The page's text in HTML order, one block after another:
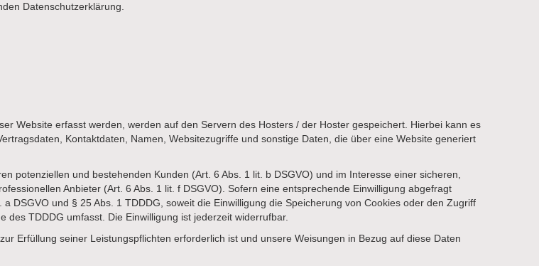
Datenschutzerklärung.
Website erfasst werden, werden auf den Servern des Hosters / der Hoster gespeichert. Hierbei kann es
Kontaktdaten, Namen, Websitezugriffe und sonstige Daten, die über eine Website generiert
potenziellen und bestehenden Kunden (Art. 6 Abs. 1 lit. b DSGVO) und im Interesse einer sicheren,
Anbieter (Art. 6 Abs. 1 lit. f DSGVO). Sofern eine entsprechende Einwilligung abgefragt
DSGVO und § 25 Abs. 1 TDDDG, soweit die Einwilligung die Speicherung von Cookies oder den Zugriff
TDDDG umfasst. Die Einwilligung ist jederzeit widerrufbar.
Erfüllung seiner Leistungspflichten erforderlich ist und unsere Weisungen in Bezug auf diese Daten